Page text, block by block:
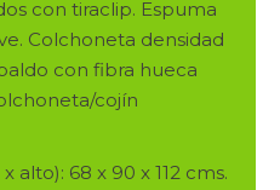
con tiraclip. Espuma
Colchoneta densidad
con fibra hueca
cojín
alto): 68 x 90 x 112 cms.